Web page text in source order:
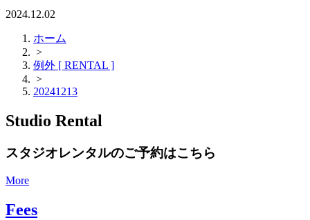
2024.12.02
ホーム
>
例外 [ RENTAL ]
>
20241213
Studio Rental
スタジオレンタルのご予約はこちら
More
Fees